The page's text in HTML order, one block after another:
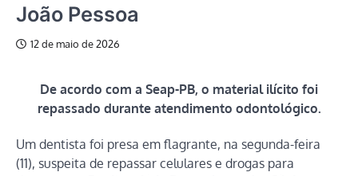
João Pessoa
12 de maio de 2026
De acordo com a Seap-PB, o material ilícito foi
repassado durante atendimento odontológico.
Um dentista foi presa em flagrante, na segunda-feira
(11), suspeita de repassar celulares e drogas para